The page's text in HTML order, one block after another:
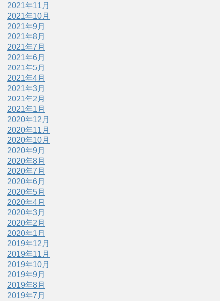
2021年11月
2021年10月
2021年9月
2021年8月
2021年7月
2021年6月
2021年5月
2021年4月
2021年3月
2021年2月
2021年1月
2020年12月
2020年11月
2020年10月
2020年9月
2020年8月
2020年7月
2020年6月
2020年5月
2020年4月
2020年3月
2020年2月
2020年1月
2019年12月
2019年11月
2019年10月
2019年9月
2019年8月
2019年7月